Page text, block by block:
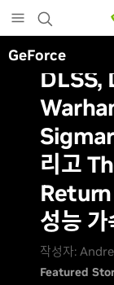
to
main
content
GeForce
DLSS,
리고
Return
성능 가
작성자:
Featured